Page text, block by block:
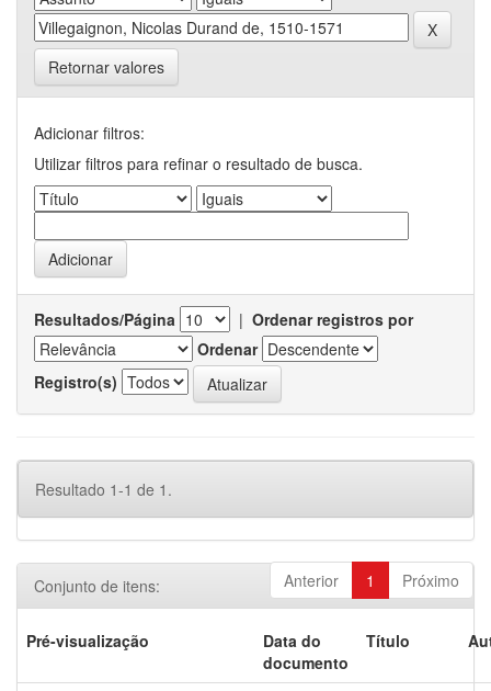
Retornar valores
Adicionar filtros:
Utilizar filtros para refinar o resultado de busca.
Resultados/Página | Ordenar registros por
Ordenar
Registro(s)
Resultado 1-1 de 1.
Anterior 1 Próximo
Conjunto de itens:
Pré-visualização
Data do
documento
Título